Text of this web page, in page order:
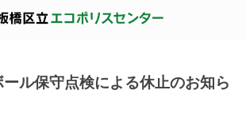
ル保守点検による休止のお知ら